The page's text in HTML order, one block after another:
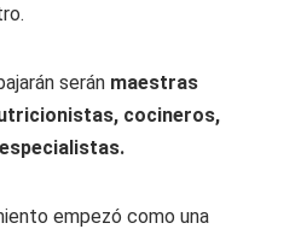
serán maestras
cocineros,
empezó como una